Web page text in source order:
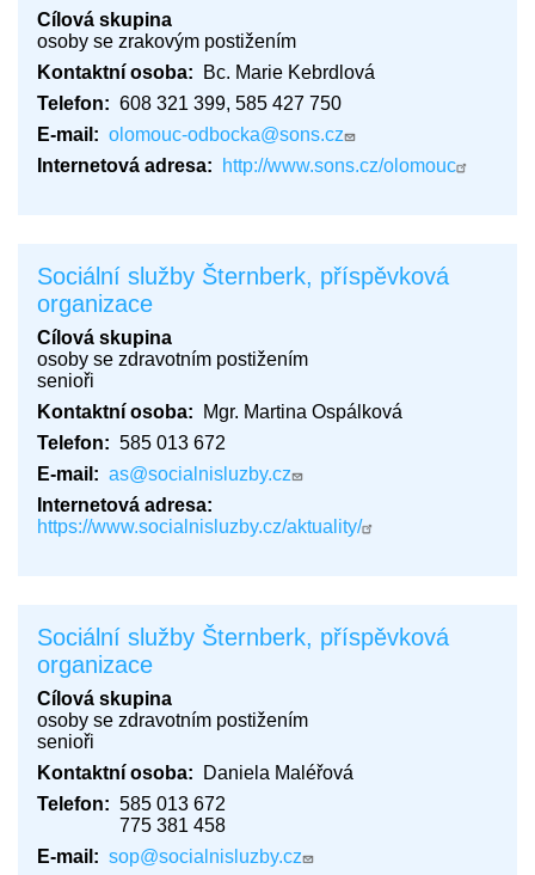
Cílová skupina
osoby se zrakovým postižením
Kontaktní osoba
Bc. Marie Kebrdlová
Telefon
608 321 399, 585 427 750
E-mail
olomouc-odbocka@sons.cz
Internetová adresa
http://www.sons.cz/olomouc
Sociální služby Šternberk, příspěvková
organizace
Cílová skupina
osoby se zdravotním postižením
senioři
Kontaktní osoba
Mgr. Martina Ospálková
Telefon
585 013 672
E-mail
as@socialnisluzby.cz
Internetová adresa
https://www.socialnisluzby.cz/aktuality/
Sociální služby Šternberk, příspěvková
organizace
Cílová skupina
osoby se zdravotním postižením
senioři
Kontaktní osoba
Daniela Maléřová
Telefon
585 013 672
775 381 458
E-mail
sop@socialnisluzby.cz